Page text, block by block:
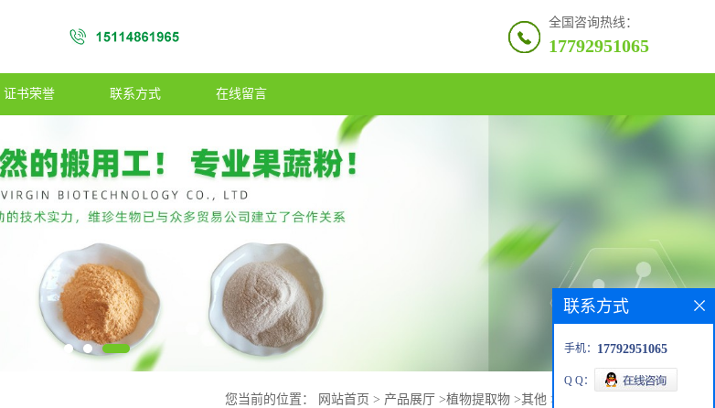
全国咨询热线：
17792951065
证书荣誉 联系方式 在线留言
您当前的位置： 网站首页 > 产品展厅 >植物提取物 >其他 >
联系方式
手机： 17792951065
Q Q：